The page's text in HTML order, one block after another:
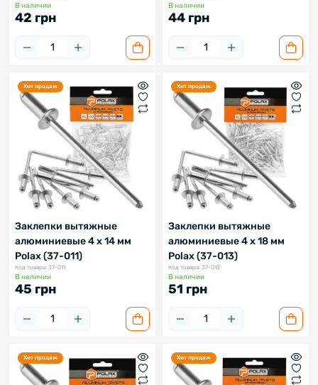
В наличии
42 грн
В наличии
44 грн
Хит продаж
Заклепки вытяжные
алюминиевые 4 х 14 мм
Polax (37-011)
Код товара: 37-011
В наличии
45 грн
Хит продаж
Заклепки вытяжные
алюминиевые 4 х 18 мм
Polax (37-013)
Код товара: 37-013
В наличии
51 грн
Хит продаж Хит продаж